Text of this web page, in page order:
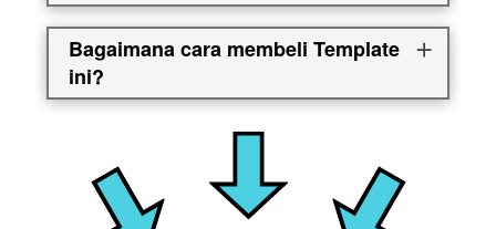
Bagaimana cara membeli Template
ini?